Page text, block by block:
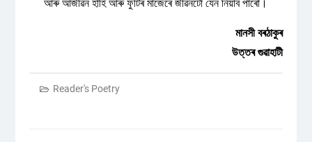
আৰু আজীৱন হাঁহি আৰু ফুৰ্টিৰ মাজেৰে জীৱনটো যেন নিয়াব পাৰোঁ।
মানসী বৰঠাকুৰ
উত্তৰ গুৱাহাটী
Reader's Poetry